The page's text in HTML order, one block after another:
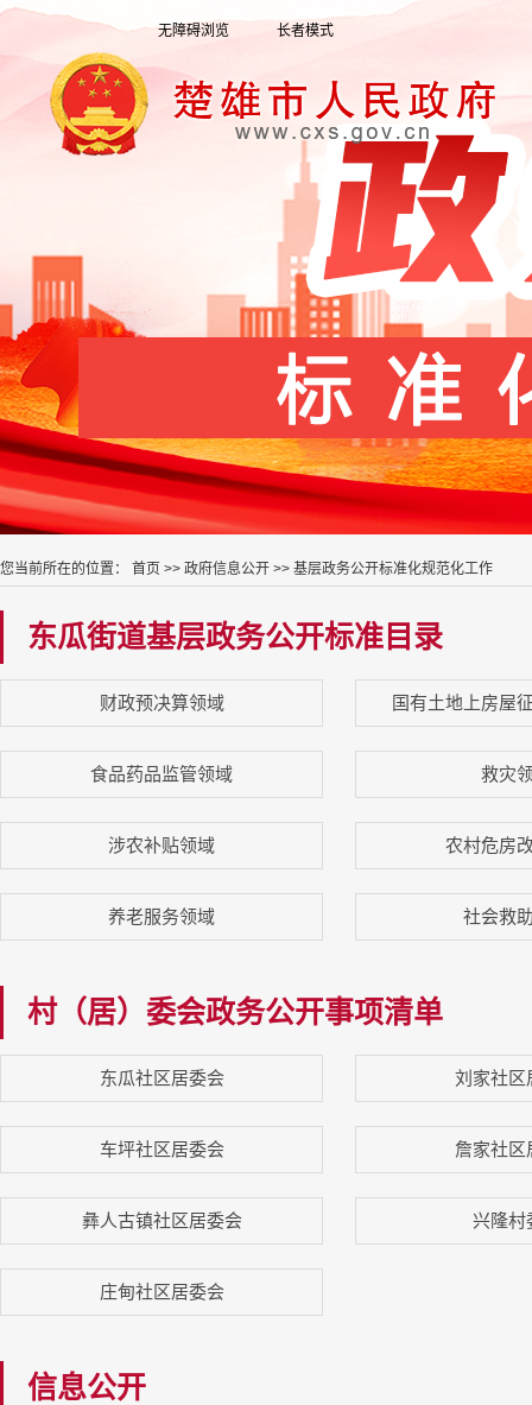
无障碍浏览 长者模式
您当前所在的位置： 首页 >> 政府信息公开 >> 基层政务公开标准化规范化工作
东瓜街道基层政务公开标准目录
财政预决算领域 国有土地上房屋
食品药品监管领域 救灾
涉农补贴领域 农村危房
养老服务领域 社会救
村（居）委会政务公开事项清单
东瓜社区居委会 刘家社区
车坪社区居委会 詹家社区
彝人古镇社区居委会 兴隆村
庄甸社区居委会
信息公开